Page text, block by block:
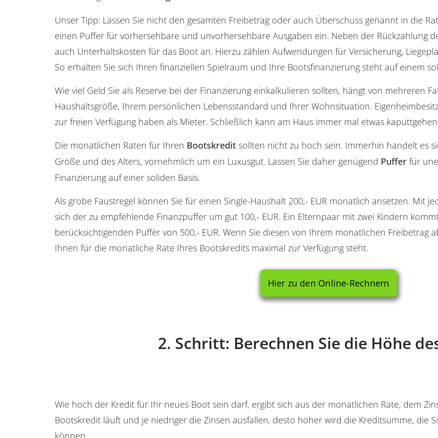
Unser Tipp: Lassen Sie nicht den gesamten Freibetrag oder auch Überschuss genannt in die
einen Puffer für vorhersehbare und unvorhersehbare Ausgaben ein. Neben der Rückzahlung
auch Unterhaltskosten für das Boot an. Hierzu zählen Aufwendungen für Versicherung,
So erhalten Sie sich Ihren finanziellen Spielraum und Ihre Bootsfinanzierung steht auf einem
Wie viel Geld Sie als Reserve bei der Finanzierung einkalkulieren sollten, hängt von mehreren
Haushaltsgröße, Ihrem persönlichen Lebensstandard und Ihrer Wohnsituation.
zur freien Verfügung haben als Mieter. Schließlich kann am Haus immer mal etwas
Die monatlichen Raten für Ihren Bootskredit sollten nicht zu hoch sein. Immerhin handelt es
Größe und des Alters, vornehmlich um ein Luxusgut. Lassen Sie daher genügend Puffer für
Finanzierung auf einer soliden Basis.
Als grobe Faustregel können Sie für einen Single-Haushalt 200,- EUR monatlich ansetzen. Mit
sich der zu empfehlende Finanzpuffer um gut 100,- EUR. Ein Elternpaar mit zwei Kindern
berücksichtigenden Puffer von 500,- EUR. Wenn Sie diesen von Ihrem monatlichen Freibetrag
Ihnen für die monatliche Rate Ihres Bootskredits maximal zur Verfügung steht.
Hier zu den Online-Rechnern
2. Schritt: Berechnen Sie die Höhe
Wie hoch der Kredit für Ihr neues Boot sein darf, ergibt sich aus der monatlichen Rate, dem
Bootskredit läuft und je niedriger die Zinsen ausfallen, desto höher wird die Kreditsumme, die
können.